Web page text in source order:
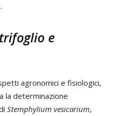
e
agronomici e fisiologici,
la determinazione
Stemphylium vesicarium,